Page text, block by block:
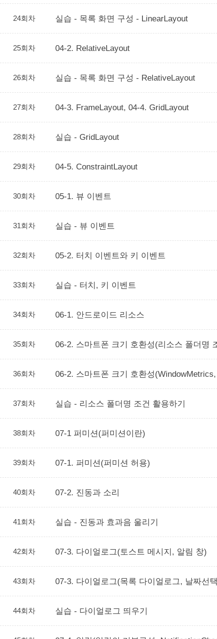
24회차 실습 - 목록 화면 구성 - LinearLayout
25회차 04-2. RelativeLayout
26회차 실습 - 목록 화면 구성 - RelativeLayout
27회차 04-3. FrameLayout, 04-4. GridLayout
28회차 실습 - GridLayout
29회차 04-5. ConstraintLayout
30회차 05-1. 뷰 이벤트
31회차 실습 - 뷰 이벤트
32회차 05-2. 터치 이벤트와 키 이벤트
33회차 실습 - 터치, 키 이벤트
34회차 06-1. 안드로이드 리소스
35회차 06-2. 스마트폰 크기 호환성(리소스 폴더명
36회차 06-2. 스마트폰 크기 호환성
37회차 실습 - 리소스 폴더명 조건 활용하기
38회차 07-1 퍼미션(퍼미션이란)
39회차 07-1. 퍼미션(퍼미션 허용)
40회차 07-2. 진동과 소리
41회차 실습 - 진동과 효과음 울리기
42회차 07-3. 다이얼로그(토스트 메시지, 알림 창)
43회차 07-3. 다이얼로그(목록 다이얼로그, 날짜선
44회차 실습 - 다이얼로그 띄우기